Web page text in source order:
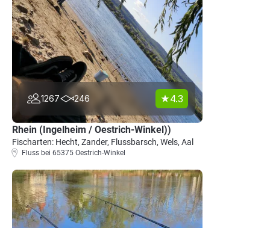
1267 246 4.3
Rhein (Ingelheim / Oestrich-Winkel))
Fischarten: Hecht, Zander, Flussbarsch, Wels, Aal
Fluss bei 65375 Oestrich-Winkel